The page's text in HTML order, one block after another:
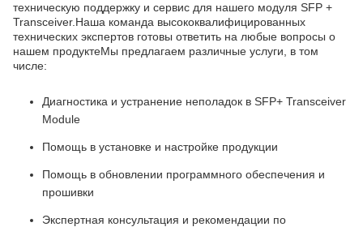
техническую поддержку и сервис для нашего модуля SFP +
Transceiver.Наша команда высококвалифицированных
технических экспертов готовы ответить на любые вопросы о
нашем продуктеМы предлагаем различные услуги, в том
числе:
Диагностика и устранение неполадок в SFP+ Transceiver
Module
Помощь в установке и настройке продукции
Помощь в обновлении программного обеспечения и
прошивки
Экспертная консультация и рекомендации по